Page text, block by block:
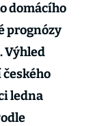
domácího
prognózy
Výhled
ledna